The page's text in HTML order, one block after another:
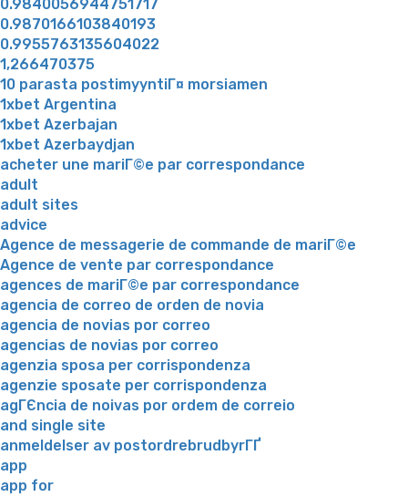
0.9840056944751717
0.9870166103840193
0.9955763135604022
1,266470375
10 parasta postimyyntiГ¤ morsiamen
1xbet Argentina
1xbet Azerbajan
1xbet Azerbaydjan
acheter une mariГ©e par correspondance
adult
adult sites
advice
Agence de messagerie de commande de mariГ©e
Agence de vente par correspondance
agences de mariГ©e par correspondance
agencia de correo de orden de novia
agencia de novias por correo
agencias de novias por correo
agenzia sposa per corrispondenza
agenzie sposate per corrispondenza
agГЄncia de noivas por ordem de correio
and single site
anmeldelser av postordrebrudbyrГҐ
app
app for